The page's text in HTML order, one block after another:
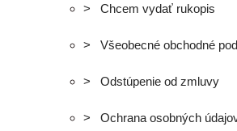
> Chcem vydať rukopis
> Všeobecné obchodné
> Odstúpenie od zmluvy
> Ochrana osobných